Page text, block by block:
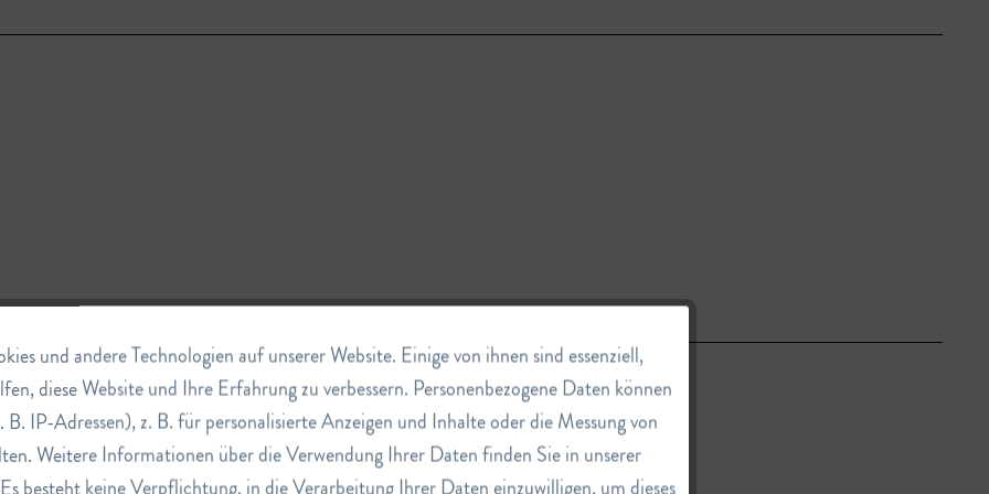
Aktiv
Inaktiv
und andere Technologien auf unserer Website. Einige von ihnen sind essenziell,
diese Website und Ihre Erfahrung zu verbessern. Personenbezogene Daten können
IP-Adressen), z. B. für personalisierte Anzeigen und Inhalte oder die Messung von
Weitere Informationen über die Verwendung Ihrer Daten finden Sie in unserer
besteht keine Verpflichtung, in die Verarbeitung Ihrer Daten einzuwilligen, um dieses